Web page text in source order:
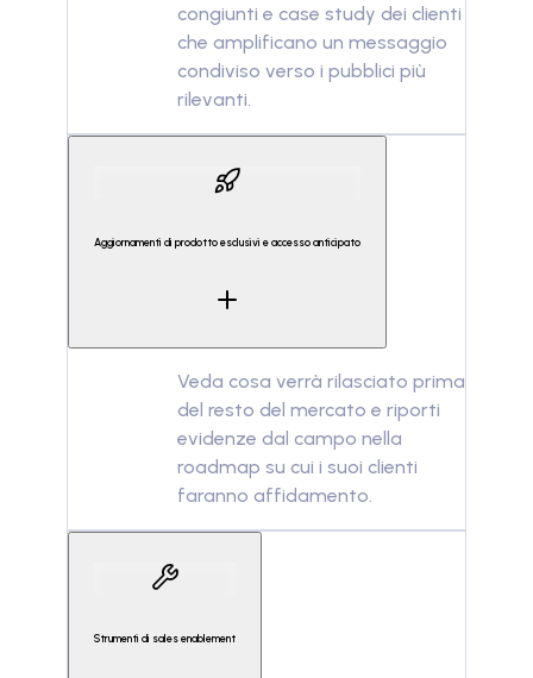
congiunti e case study dei clienti
che amplificano un messaggio
condiviso verso i pubblici più
rilevanti.
Aggiornamenti di prodotto esclusivi e accesso anticipato
Veda cosa verrà rilasciato prima
del resto del mercato e riporti
evidenze dal campo nella
roadmap su cui i suoi clienti
faranno affidamento.
Strumenti di sales enablement